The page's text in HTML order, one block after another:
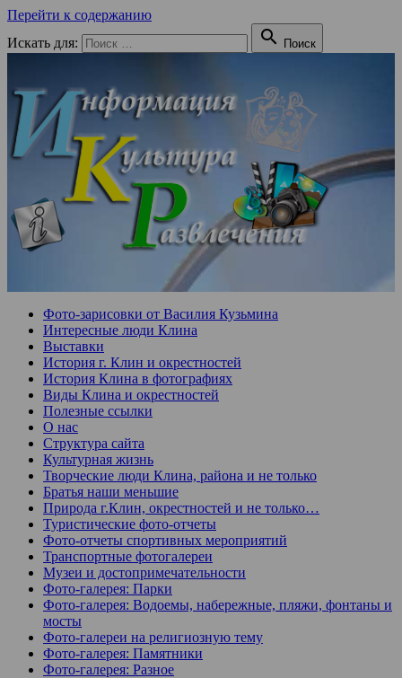
Перейти к содержанию
Искать для:
 Поиск
Фото-зарисовки от Василия Кузьмина
Интересные люди Клина
Выставки
История г. Клин и окрестностей
История Клина в фотографиях
Виды Клина и окрестностей
Полезные ссылки
О нас
Структура сайта
Культурная жизнь
Творческие люди Клина, района и не только
Братья наши меньшие
Природа г.Клин, окрестностей и не только…
Туристические фото-отчеты
Фото-отчеты спортивных мероприятий
Транспортные фотогалереи
Музеи и достопримечательности
Фото-галерея: Парки
Фото-галерея: Водоемы, набережные, пляжи, фонтаны и
мосты
Фото-галереи на религиозную тему
Фото-галерея: Памятники
Фото-галерея: Разное